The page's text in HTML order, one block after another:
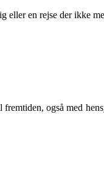
en rejse der ikke
også med